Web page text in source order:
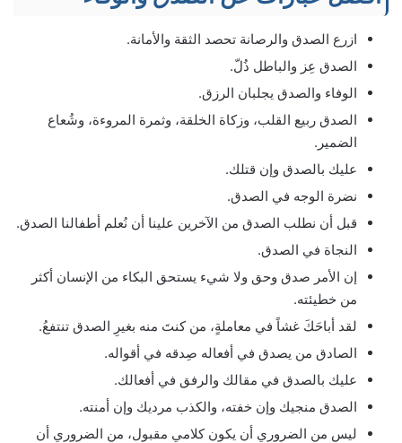
ازرع الصدق والرصانة تحصد الثقة والأمانة.
الصدق عِز والباطل ذُلّ.
الوفاء والصدق يجلبان الرزق.
الصدق ربيع القلب، وزكاة الخلقة، وثمرة المروءة، وشُعاع
الضمير.
عليك بالصدق وإن قتلك.
نضرة الوجه في الصدق.
قبل أن نطلب الصدق من الآخرين علينا أن نُعلم أطفالنا الصدق.
النجاة في الصدق.
إن الأمر صدق وحق ولا شيء يستحق البكاء من الإنسان أكثر
من خطيئته.
لقد أباحَكَ غشاً في معاملةٍ، من كنتَ منه بغيرِ الصدق تنتفعُ.
الصادق من يصدق في أفعاله صِدقه في أقواله.
عليك بالصدق في مقالك والرفق في أفعالك.
الصدق منجيك وإن خفته، والكذب مرديك وإن أمنته.
ليس من الضروري أن يكون كلامي مقبول، من الضروري أن